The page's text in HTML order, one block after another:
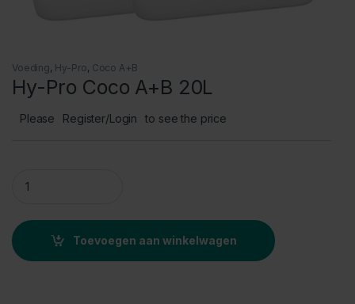
Voeding, Hy-Pro, Coco A+B
Hy-Pro Coco A+B 20L
Please Register/Login to see the price
Toevoegen aan winkelwagen